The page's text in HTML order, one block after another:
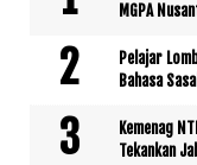
MGPA
Pelajar
Bahasa
Kemenag
Tekankan